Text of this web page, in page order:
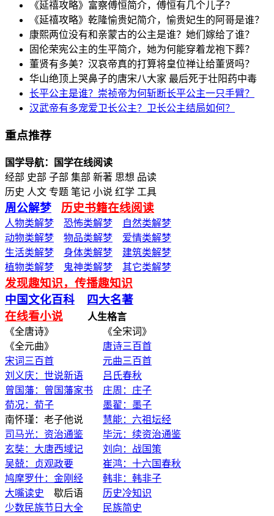
《延禧攻略》富察傅恒简介，傅恒有几个儿子？
《延禧攻略》乾隆愉贵妃简介，愉贵妃生的阿哥是谁？
康熙两位没有和亲蒙古的公主是谁？她们嫁给了谁？
固伦荣宪公主的生平简介，她为何能穿着龙袍下葬？
董贤有多美？汉哀帝真的打算将皇位禅让给董贤吗？
华山绝顶上哭鼻子的唐宋八大家 最后死于壮阳药中毒
长平公主是谁？崇祯帝为何斩断长平公主一只手臂？
汉武帝有多宠爱卫长公主？卫长公主结局如何？
重点推荐
国学导航：国学在线阅读
经部 史部 子部 集部 新著 思想 品读
历史 人文 专题 笔记 小说 红学 工具
周公解梦 历史书籍在线阅读
人物类解梦 恐怖类解梦
自然类解梦
动物类解梦
物品类解梦
爱情类解梦
生活类解梦
身体类解梦
建筑类解梦
植物类解梦
鬼神类解梦 其它类解梦
发现趣知识，传播趣知识
中国文化百科
四大名著
在线看小说
人生格言
《全唐诗》 《全宋词》
《全元曲》 唐诗三百首
宋词三百首
元曲三百首
刘义庆：世说新语
吕氏春秋
曾国藩：曾国藩家书
庄周：庄子
荀况：荀子
墨翟：墨子
南怀瑾：老子他说 慧能：六祖坛经
司马光：资治通鉴
毕沅：续资治通鉴
玄奘：大唐西域记
刘向：战国策
吴兢：贞观政要
崔鸿：十六国春秋
鸠摩罗什：金刚经
韩非：韩非子
大嘴读史 歇后语 历史冷知识
少数民族节日大全
民族简史